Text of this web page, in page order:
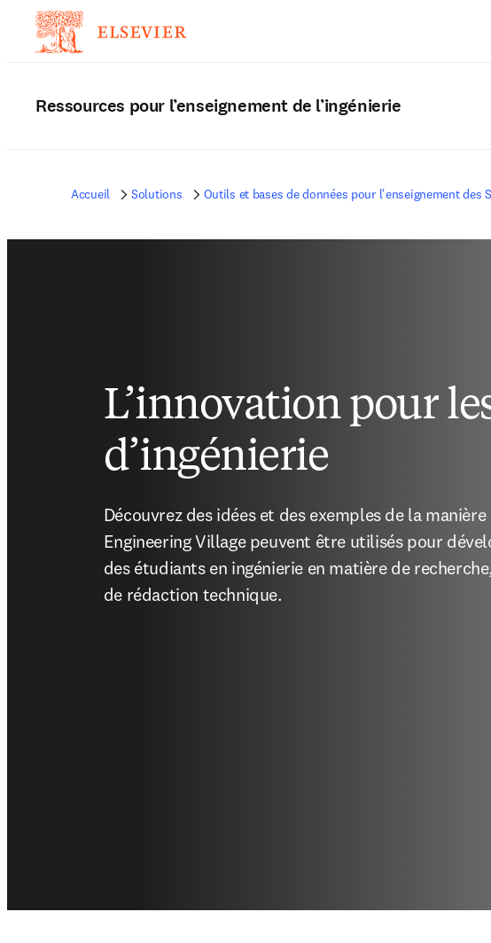
Ressources pour l’enseignement de l’ingénierie
Accueil Solutions Outils et bases de données pour l'enseignement des
L’innovation pour
d’ingénierie
Découvrez des idées et des exemples de la
Engineering Village peuvent être utilisés pour
des étudiants en ingénierie en matière de
de rédaction technique.